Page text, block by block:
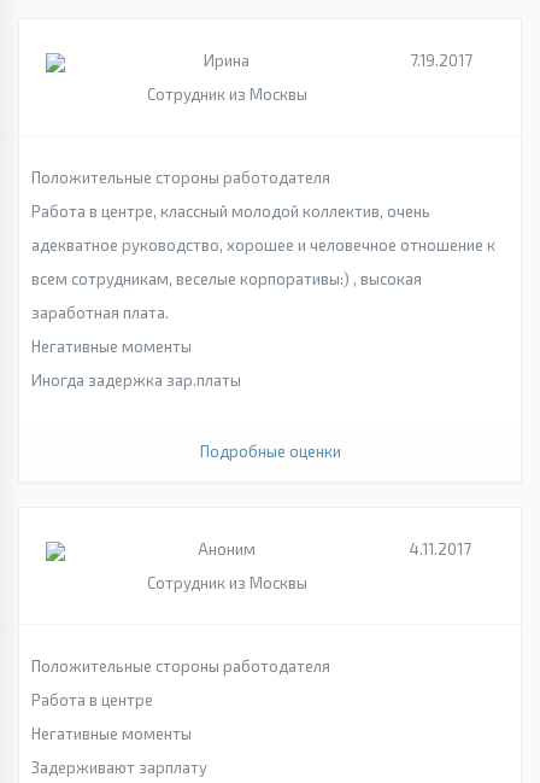
Ирина
Сотрудник из Москвы
7.19.2017
Положительные стороны работодателя
Работа в центре, классный молодой коллектив, очень
адекватное руководство, хорошее и человечное отношение к
всем сотрудникам, веселые корпоративы:) , высокая
заработная плата.
Негативные моменты
Иногда задержка зар.платы
Подробные оценки
Аноним
Сотрудник из Москвы
4.11.2017
Положительные стороны работодателя
Работа в центре
Негативные моменты
Задерживают зарплату